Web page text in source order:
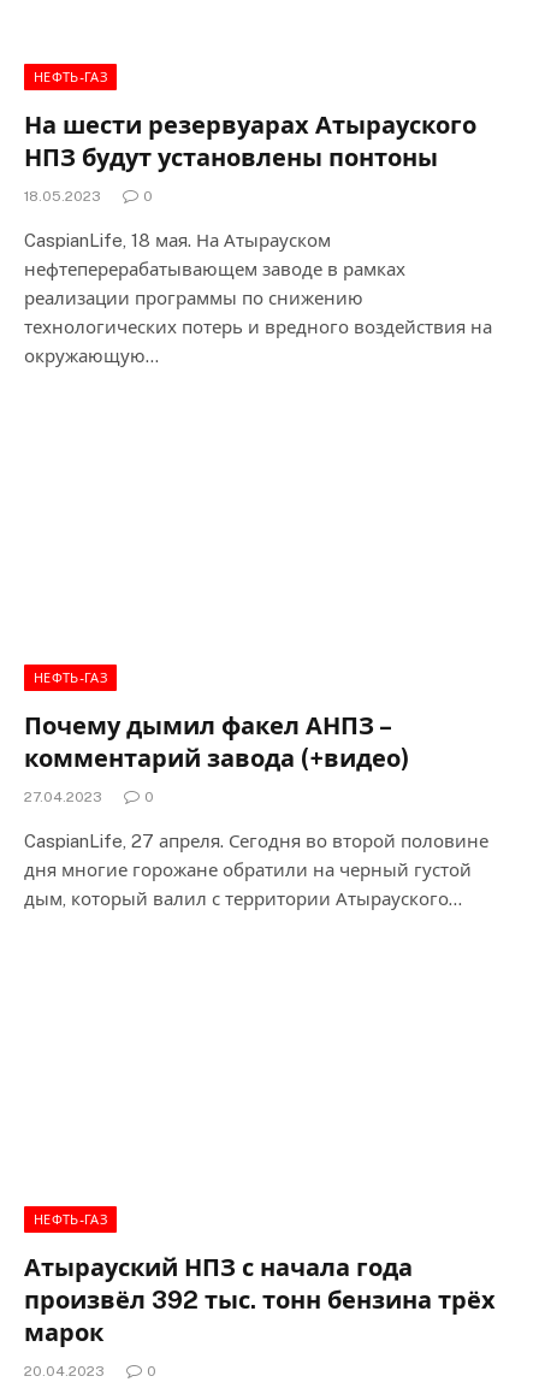
НЕФТЬ-ГАЗ
На шести резервуарах Атырауского
НПЗ будут установлены понтоны
18.05.2023 0
CaspianLife, 18 мая. На Атырауском
нефтеперерабатывающем заводе в рамках
реализации программы по снижению
технологических потерь и вредного воздействия на
окружающую…
НЕФТЬ-ГАЗ
Почему дымил факел АНПЗ –
комментарий завода (+видео)
27.04.2023 0
CaspianLife, 27 апреля. Сегодня во второй половине
дня многие горожане обратили на черный густой
дым, который валил с территории Атырауского…
НЕФТЬ-ГАЗ
Атырауский НПЗ с начала года
произвёл 392 тыс. тонн бензина трёх
марок
20.04.2023 0